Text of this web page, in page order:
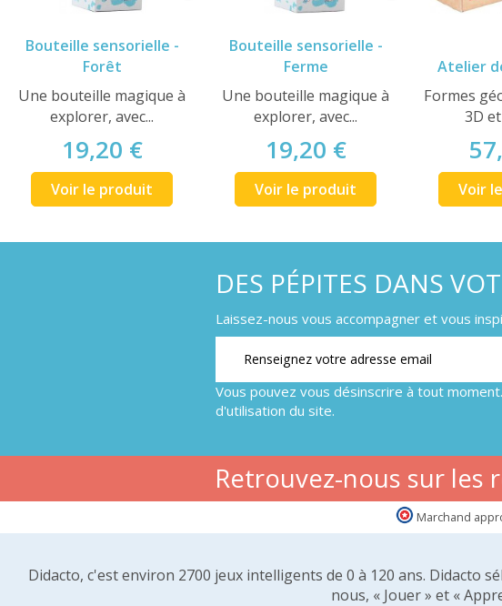
Bouteille sensorielle -
Forêt
Une bouteille magique à
explorer, avec...
19,20 €
Voir le produit
Bouteille sensorielle -
Ferme
Une bouteille magique à
explorer, avec...
19,20 €
Voir le produit
Atelier
Formes
3D
Voir
DES PÉPITES DANS
Laissez-nous vous accompagner et vous
Vous pouvez vous désinscrire à tout
d'utilisation du site.
Retrouvez-nous sur les
Marchand
Didacto, c'est environ 2700 jeux intelligents de 0 à 120 ans. Didacto
nous, « Jouer » et «